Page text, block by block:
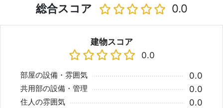
総合スコア 0.0
建物スコア
0.0
部屋の設備・雰囲気 0.0
共用部の設備・管理 0.0
住人の雰囲気 0.0